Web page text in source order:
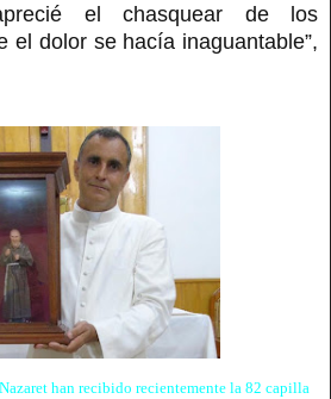
el chasquear de los
el dolor se hacía inaguantable”,
han recibido recientemente la 82 capilla